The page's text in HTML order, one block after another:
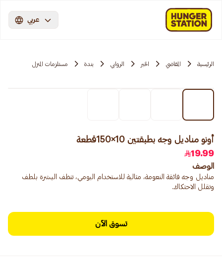
عربي
الرئيسية المقاضي الخبر الروابي بندة مستلزمات المنزل
أونو مناديل وجه بطبقتين 10×150قطعة
19.99
الوصف
مناديل وجه فائقة النعومة، مثالية للاستخدام اليومي، تنظف البشرة بلطف
وتقلل الاحتكاك.
تسوق الآن